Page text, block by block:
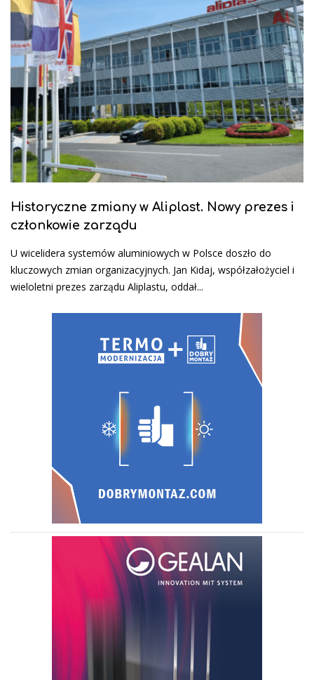
Historyczne zmiany w Aliplast. Nowy prezes i
członkowie zarządu
U wicelidera systemów aluminiowych w Polsce doszło do
kluczowych zmian organizacyjnych. Jan Kidaj, współzałożyciel i
wieloletni prezes zarządu Aliplastu, oddał...